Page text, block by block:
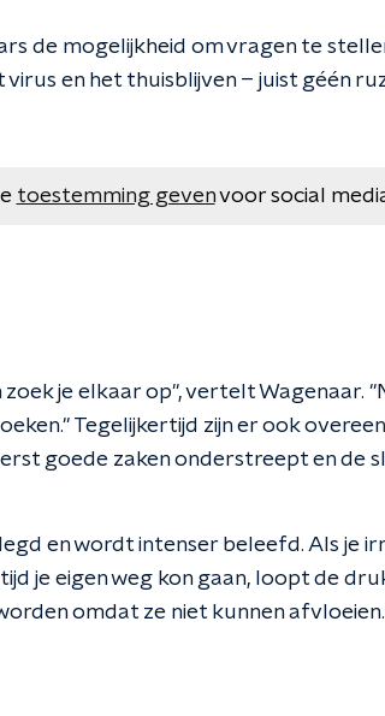
de mogelijkheid om vragen te
en het thuisblijven – juist géén
toestemming gevenvoor social
zoek je elkaar op", vertelt Wagenaar.
Tegelijkertijd zijn er ook
goede zaken onderstreept en de
en wordt intenser beleefd. Als je
je eigen weg kon gaan, loopt de
omdat ze niet kunnen